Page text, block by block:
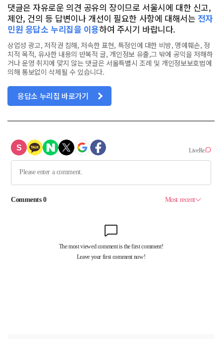
댓글은 자유로운 의견 공유의 장이므로 서울시에 대한 신고,
제안, 건의 등 답변이나 개선이 필요한 사항에 대해서는 전자
민원 응답소 누리집을 이용하여 주시기 바랍니다.
상업성 광고, 저작권 침해, 저속한 표현, 특정인에 대한 비방, 명예훼손, 정
치적 목적, 유사한 내용의 반복적 글, 개인정보 유출,그 밖에 공익을 저해하
거나 운영 취지에 맞지 않는 댓글은 서울특별시 조례 및 개인정보보호법에
의해 통보없이 삭제될 수 있습니다.
응답소 누리집 바로가기